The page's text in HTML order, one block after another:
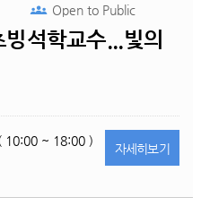
석학교수...빛의
Open toPublic
10:00 ~ 18:00 )
자세히보기